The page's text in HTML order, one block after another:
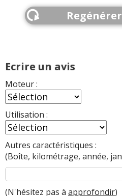
de 2002,jan(
14/20 2.0 HDi 110
16/20
2.0 HDi 110
15/20
320000kms
16/20
Ecrire un avis
Moteur :
Utilisation :
Autres caractéristiques :
(Boîte, kilométrage, année,
(N'hésitez pas à approfondir)